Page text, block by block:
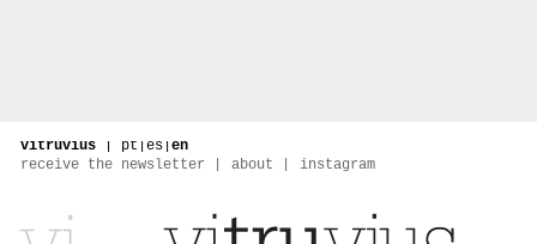
vitruvius | pt | es | en
receive the newsletter
about instagram